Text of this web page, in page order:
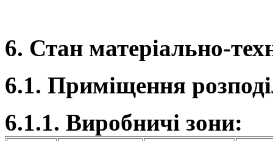
6. Стан матеріально-
6.1. Приміщення
6.1.1. Виробничі зони: